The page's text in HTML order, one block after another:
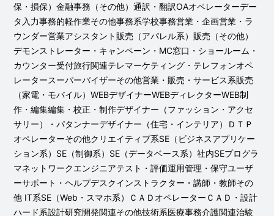
保・損保）金融事務（その他）通訳・翻訳OAオペレーターデー
タ入力事務的軽作業その他事務系学校事務営業・企画営業・ラ
ウンダー営業アシスタント販売（アパレル系）販売（その他）
デモンストレーター・キャンペーン・MC窓口・ショールーム・
カウンター受付旅行関連テレマーケティング・テレフォンオペ
レータースーパーバイザーその他営業・販売・サービス系販売
（家電・モバイル）WEBデザイナーWEBディレクターWEB制
作・編集編集・校正・制作デザイナー（ファッション・アクセ
サリー）・パタンナーデザイナー（住宅・インテリア）ＤＴＰ
オペレーターその他クリエイティブ系SE（ビジネスアプリケー
ション系）SE（制御系）SE（データベース系）社内SEプログラ
マネットワークエンジニアテスト・評価運用管理・保守ユーザ
ーサポート・ヘルプデスクインストラクター・講師・教師その
他 IT系SE（Web・スマホ系）ＣＡＤオペレーターＣＡＤ・設計
ハード系設計研究開発関連その他技術系医療事務介護関連治験